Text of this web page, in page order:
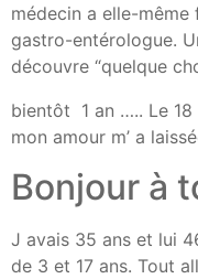
médecin a elle-
gastro-entérologue.
découvre “quelque
bientôt 1 an ….. Le 18
mon amour m’ a
Bonjour à
J avais 35 ans et lui
de 3 et 17 ans. Tout